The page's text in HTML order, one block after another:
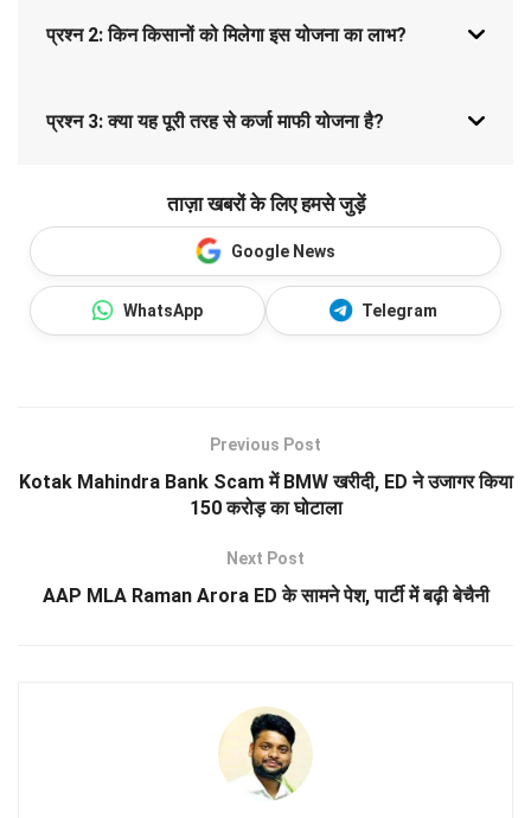
प्रश्न 2: किन किसानों को मिलेगा इस योजना का लाभ?
प्रश्न 3: क्या यह पूरी तरह से कर्जा माफी योजना है?
ताज़ा खबरों के लिए हमसे जुड़ें
Google News
WhatsApp Telegram
Previous Post
Kotak Mahindra Bank Scam में BMW खरीदी, ED ने उजागर किया
150 करोड़ का घोटाला
Next Post
AAP MLA Raman Arora ED के सामने पेश, पार्टी में बढ़ी बेचैनी